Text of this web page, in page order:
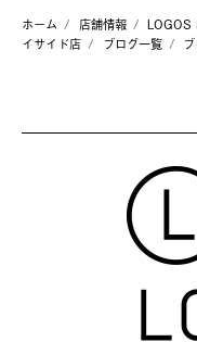
ホーム 店舗情報
LOGOS
イサイド店
ブログ一覧